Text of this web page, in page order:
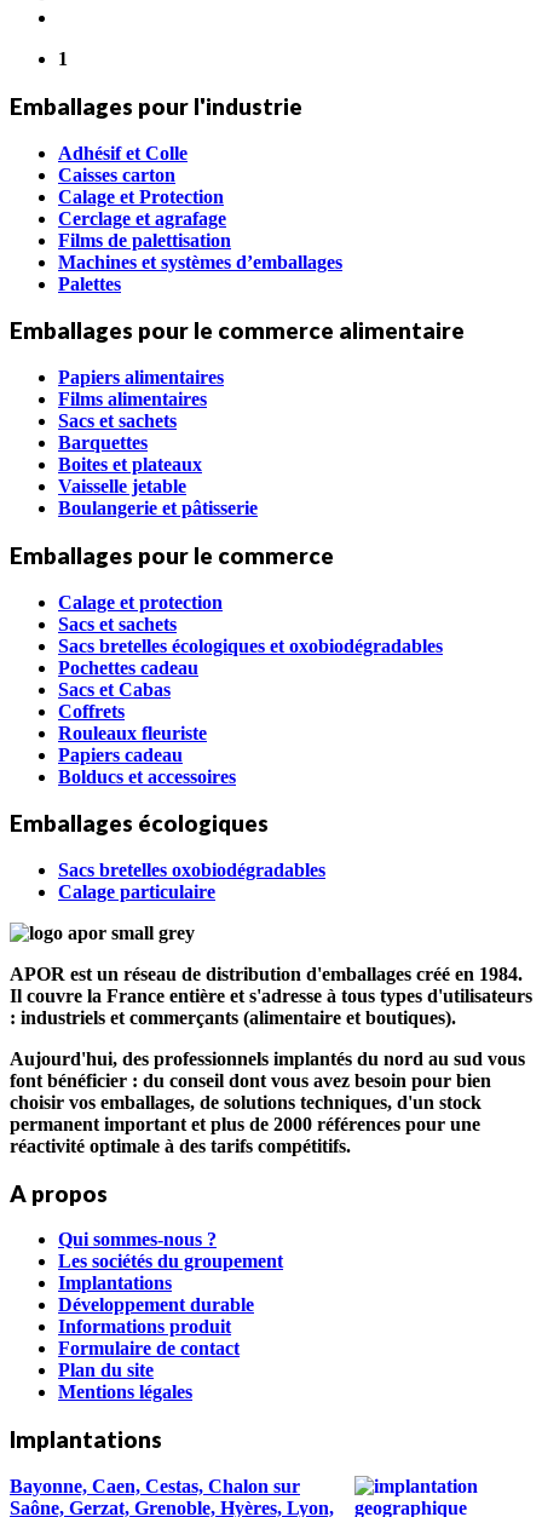
1
Emballages pour l'industrie
Adhésif et Colle
Caisses carton
Calage et Protection
Cerclage et agrafage
Films de palettisation
Machines et systèmes d’emballages
Palettes
Emballages pour le commerce alimentaire
Papiers alimentaires
Films alimentaires
Sacs et sachets
Barquettes
Boites et plateaux
Vaisselle jetable
Boulangerie et pâtisserie
Emballages pour le commerce
Calage et protection
Sacs et sachets
Sacs bretelles écologiques et oxobiodégradables
Pochettes cadeau
Sacs et Cabas
Coffrets
Rouleaux fleuriste
Papiers cadeau
Bolducs et accessoires
Emballages écologiques
Sacs bretelles oxobiodégradables
Calage particulaire
APOR est un réseau de distribution d'emballages créé en 1984.
Il couvre la France entière et s'adresse à tous types d'utilisateurs
: industriels et commerçants (alimentaire et boutiques).
Aujourd'hui, des professionnels implantés du nord au sud vous
font bénéficier : du conseil dont vous avez besoin pour bien
choisir vos emballages, de solutions techniques, d'un stock
permanent important et plus de 2000 références pour une
réactivité optimale à des tarifs compétitifs.
A propos
Qui sommes-nous ?
Les sociétés du groupement
Implantations
Développement durable
Informations produit
Formulaire de contact
Plan du site
Mentions légales
Implantations
Bayonne, Caen, Cestas, Chalon sur
Saône, Gerzat, Grenoble, Hyères, Lyon,